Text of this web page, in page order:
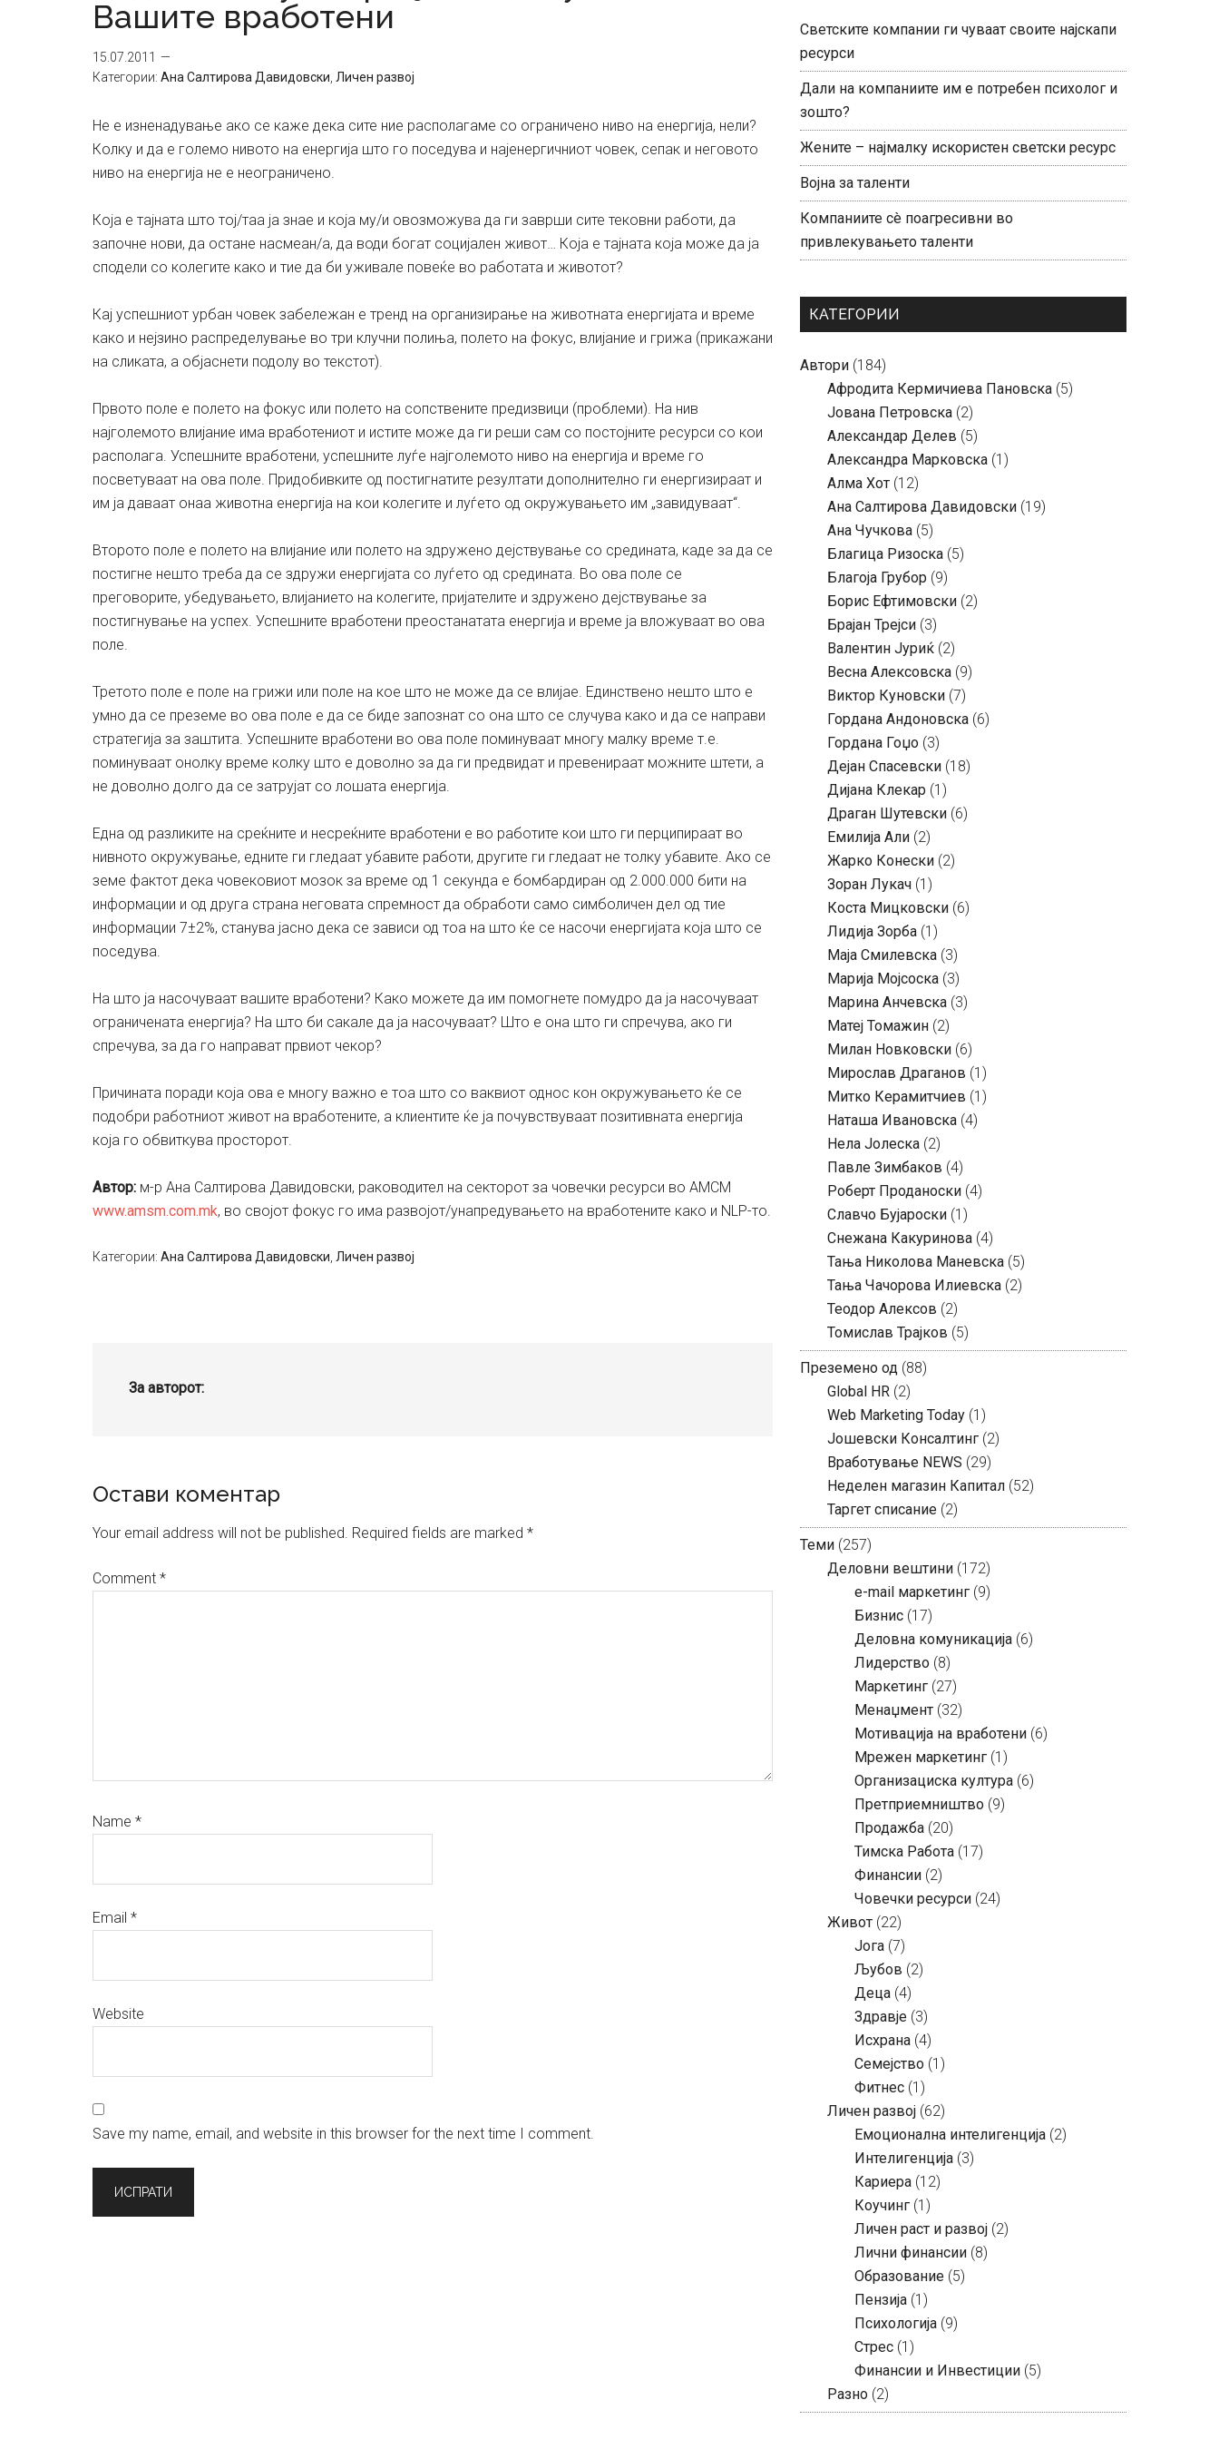
Вашите вработени
15.07.2011
Категории: Ана Салтирова Давидовски Личен развој
Не е изненадување ако се каже дека сите ние располагаме со ограничено ниво на енергија, нели?
Колку и да е големо нивото на енергија што го поседува и најенергичниот човек, сепак и неговото
ниво на енергија не е неограничено.
Која е тајната што тој/таа ја знае и која му/и овозможува да ги заврши сите тековни работи, да
започне нови, да остане насмеан/а, да води богат социјален живот… Која е тајната која може да ја
сподели со колегите како и тие да би уживале повеќе во работата и животот?
Кај успешниот урбан човек забележан е тренд на организирање на животната енергијата и време
како и нејзино распределување во три клучни полиња, полето на фокус, влијание и грижа (прикажани
на сликата, а објаснети подолу во текстот).
Првото поле е полето на фокус или полето на сопствените предизвици (проблеми). На нив
најголемото влијание има вработениот и истите може да ги реши сам со постојните ресурси со кои
располага. Успешните вработени, успешните луѓе најголемото ниво на енергија и време го
посветуваат на ова поле. Придобивките од постигнатите резултати дополнително ги енергизираат и
им ја даваат онаа животна енергија на кои колегите и луѓето од окружувањето им „завидуваат“.
Второто поле е полето на влијание или полето на здружено дејствување со средината, каде за да се
постигне нешто треба да се здружи енергијата со луѓето од средината. Во ова поле се
преговорите, убедувањето, влијанието на колегите, пријателите и здружено дејствување за
постигнување на успех. Успешните вработени преостанатата енергија и време ја вложуваат во ова
поле.
Третото поле е поле на грижи или поле на кое што не може да се влијае. Единствено нешто што е
умно да се преземе во ова поле е да се биде запознат со она што се случува како и да се направи
стратегија за заштита. Успешните вработени во ова поле поминуваат многу малку време т.е.
поминуваат онолку време колку што е доволно за да ги предвидат и превенираат можните штети, а
не доволно долго да се затрујат со лошата енергија.
Една од разликите на среќните и несреќните вработени е во работите кои што ги перципираат во
нивното окружување, едните ги гледаат убавите работи, другите ги гледаат не толку убавите. Ако се
земе фактот дека човековиот мозок за време од 1 секунда е бомбардиран од 2.000.000 бити на
информации и од друга страна неговата спремност да обработи само симболичен дел од тие
информации 7±2%, станува јасно дека се зависи од тоа на што ќе се насочи енергијата која што се
поседува.
На што ја насочуваат вашите вработени? Како можете да им помогнете помудро да ја насочуваат
ограничената енергија? На што би сакале да ја насочуваат? Што е она што ги спречува, ако ги
спречува, за да го направат првиот чекор?
Причината поради која ова е многу важно е тоа што со ваквиот однос кон окружувањето ќе се
подобри работниот живот на вработените, а клиентите ќе ја почувствуваат позитивната енергија
која го обвиткува просторот.
Aвтор: м-р Ана Салтирова Давидовски, раководител на секторот за човечки ресурси во АМСМ
www.amsm.com.mk, во својот фокус го има развојот/унапредувањето на вработените како и NLP-то.
Категории: Ана Салтирова Давидовски Личен развој
За авторот:
Reader
Interactions
Остави коментар
Your email address will not be published. Required fields are marked *
Comment *
Name *
Email *
Website
Save my name, email, and website in this browser for the next time I comment.
Светските компании ги чуваат своите најскапи
ресурси
Дали на компаниите им е потребен психолог и
зошто?
Жените – најмалку искористен светски ресурс
Војна за таленти
Компаниите сè поагресивни во
привлекувањето таленти
КАТЕГОРИИ
Автори (184)
Aфродита Кермичиева Пановска (5)
Јована Петровска (2)
Александар Делев (5)
Александра Марковска (1)
Алма Хот (12)
Ана Салтирова Давидовски (19)
Ана Чучкова (5)
Благица Ризоска (5)
Благоја Грубор (9)
Борис Ефтимовски (2)
Брајан Трејси (3)
Валентин Јуриќ (2)
Весна Алексовска (9)
Виктор Куновски (7)
Гордана Андоновска (6)
Гордана Гоџо (3)
Дејан Спасевски (18)
Дијана Клекар (1)
Драган Шутевски (6)
Емилија Али (2)
Жарко Конески (2)
Зоран Лукач (1)
Коста Мицковски (6)
Лидија Зорба (1)
Маја Смилевска (3)
Марија Мојсоска (3)
Марина Анчевска (3)
Матеј Томажин (2)
Милан Новковски (6)
Мирослав Драганов (1)
Митко Керамитчиев (1)
Наташа Ивановска (4)
Нела Јолеска (2)
Павле Зимбаков (4)
Роберт Проданоски (4)
Славчо Бујароски (1)
Снежана Какуринова (4)
Тања Николова Маневска (5)
Тања Чачорова Илиевска (2)
Теодор Алексов (2)
Томислав Трајков (5)
Преземено од (88)
Global HR (2)
Web Marketing Today (1)
Јошевски Консалтинг (2)
Вработување NEWS (29)
Неделен магазин Капитал (52)
Таргет списание (2)
Теми (257)
Деловни вештини (172)
e-mail маркетинг (9)
Бизнис (17)
Деловна комуникација (6)
Лидерство (8)
Маркетинг (27)
Менаџмент (32)
Мотивација на вработени (6)
Мрежен маркетинг (1)
Организациска култура (6)
Претприемништво (9)
Продажба (20)
Тимска Работа (17)
Финансии (2)
Човечки ресурси (24)
Живот (22)
Јога (7)
Љубов (2)
Деца (4)
Здравје (3)
Исхрана (4)
Семејство (1)
Фитнес (1)
Личен развој (62)
Емоционална интелигенција (2)
Интелигенција (3)
Кариера (12)
Коучинг (1)
Личен раст и развој (2)
Лични финансии (8)
Образование (5)
Пензија (1)
Психологија (9)
Стрес (1)
Финансии и Инвестиции (5)
Разно (2)